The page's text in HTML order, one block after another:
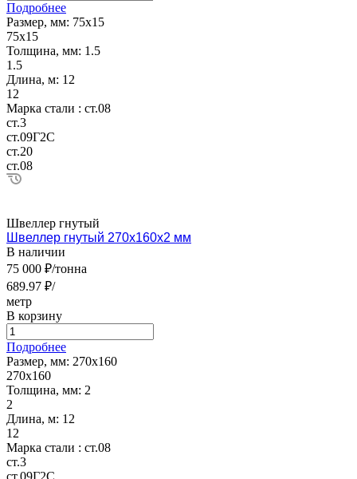
Подробнее
Размер, мм: 75х15
75х15
Толщина, мм: 1.5
1.5
Длина, м: 12
12
Марка стали : ст.08
ст.3
ст.09Г2С
ст.20
ст.08
Швеллер гнутый
Швеллер гнутый 270х160х2 мм
В наличии
75 000 ₽/тонна
689.97 ₽/
метр
В корзину
Подробнее
Размер, мм: 270х160
270х160
Толщина, мм: 2
2
Длина, м: 12
12
Марка стали : ст.08
ст.3